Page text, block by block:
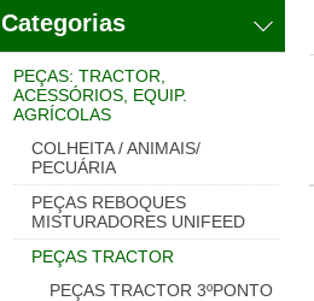
Categorias
PEÇAS: TRACTOR,
ACESSÓRIOS, EQUIP.
AGRÍCOLAS
COLHEITA / ANIMAIS/
PECUÁRIA
PEÇAS REBOQUES
MISTURADORES UNIFEED
PEÇAS TRACTOR
PEÇAS TRACTOR 3ºPONTO